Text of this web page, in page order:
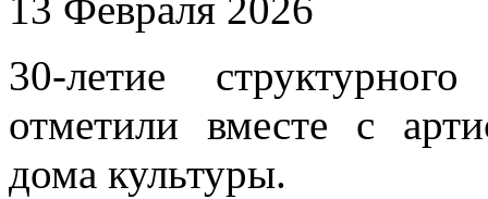
13 Февраля 2026
30-летие
отметили вместе с
дома культуры.